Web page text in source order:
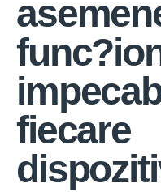
fiecare